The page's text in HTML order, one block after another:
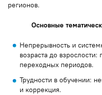
регионов.
Основные
Непрерывность и
возраста до
переходных периодов.
Трудности в обучении:
и коррекция.